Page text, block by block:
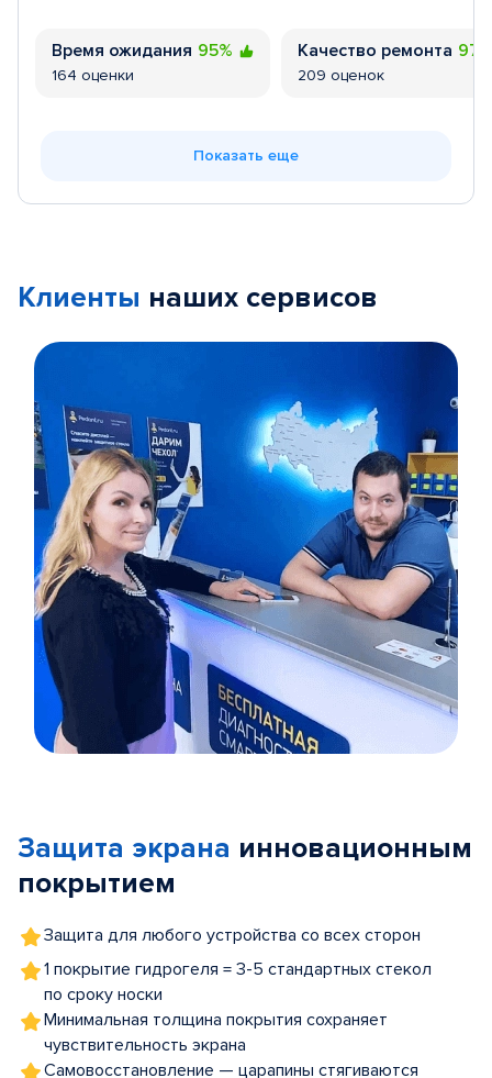
Время ожидания 95%
164 оценки
Качество ремонта
209 оценок
Показать еще
Клиенты наших сервисов
5
Защита экрана инновационным
покрытием
Защита для любого устройства со всех сторон
1 покрытие гидрогеля = 3-5 стандартных стекол
по сроку носки
Минимальная толщина покрытия сохраняет
чувствительность экрана
Самовосстановление — царапины стягиваются